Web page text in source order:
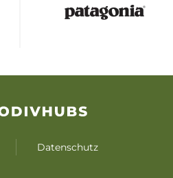
Datenschutz